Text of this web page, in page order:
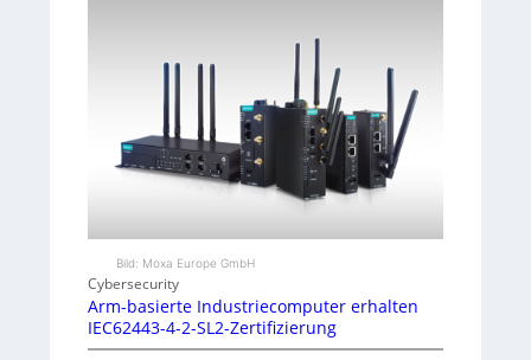
Bild: Moxa Europe GmbH
Cybersecurity
Arm-basierte Industriecomputer erhalten
IEC62443-4-2-SL2-Zertifizierung